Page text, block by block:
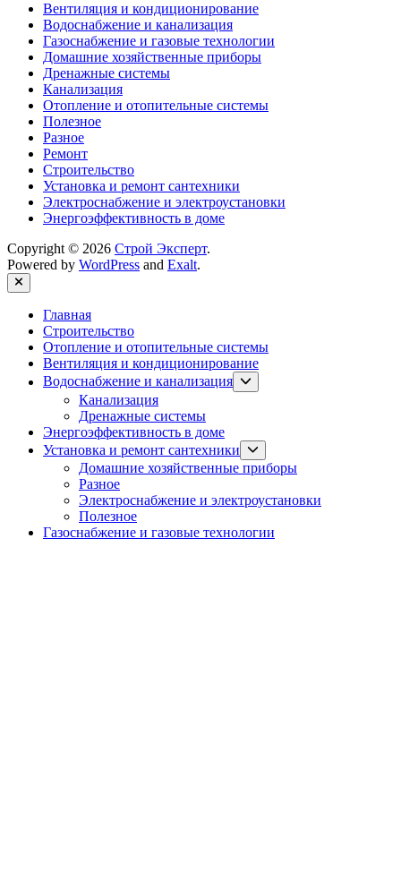
Вентиляция и кондиционирование
Водоснабжение и канализация
Газоснабжение и газовые технологии
Домашние хозяйственные приборы
Дренажные системы
Канализация
Отопление и отопительные системы
Полезное
Разное
Ремонт
Строительство
Установка и ремонт сантехники
Электроснабжение и электроустановки
Энергоэффективность в доме
Copyright © 2026 Строй Эксперт.
Powered by WordPress and Exalt.
Close
Главная
Строительство
Отопление и отопительные системы
Вентиляция и кондиционирование
Водоснабжение и канализация
Show
sub
Канализация
Дренажные системы
Энергоэффективность в доме
Установка и ремонт сантехники
sub
menu
Домашние хозяйственные приборы
Разное
Электроснабжение и электроустановки
Полезное
Газоснабжение и газовые технологии